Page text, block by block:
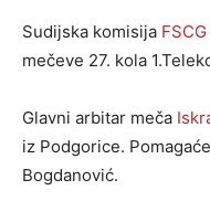
Sudijska komisija FSCG
mečeve 27. kola
Glavni arbitar meča
iz Podgorice.
Bogdanović.